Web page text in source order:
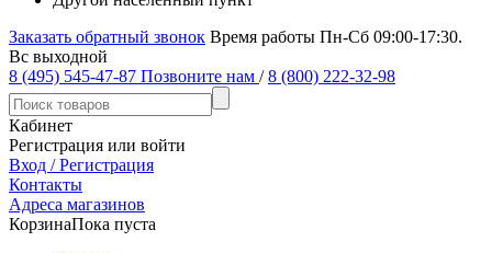
Заказать обратный звонок Время работы Пн-Сб 09:00-17:30.
Вс выходной
8 (495) 545-47-87 Позвоните нам / 8 (800) 222-32-98
Кабинет
Регистрация или войти
Вход / Регистрация
Контакты
Адреса магазинов
КорзинаПока пуста